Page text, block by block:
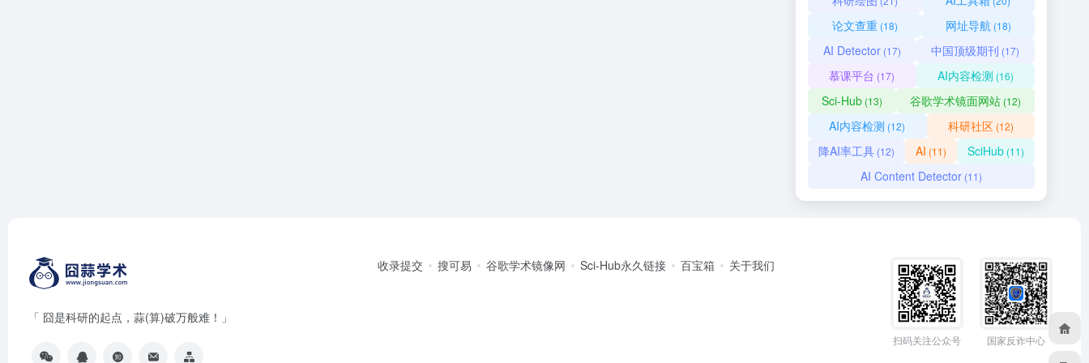
论文查重(18) 网址导航 (18)
AI Detector(17) 中国顶级期刊 (17)
慕课平台 (17) AI内容检测 (16)
Sci-Hub (13) 谷歌学术镜面网站 (12)
AI内容检测 (12) 科研社区(12)
降AI率工具 (12) AI (11) SciHub (11)
AI Content Detector (11)
「 囧是科研的起点，蒜(算)破万般难！」
收录提交 搜可易 谷歌学术镜像网 Sci-Hub永久链接 百宝箱 关于我们
扫码关注公众号 国家反诈中心